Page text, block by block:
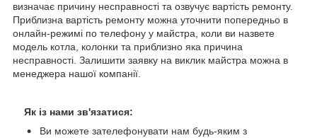
визначає причину несправності та озвучує вартість ремонту.
Приблизна вартість ремонту можна уточнити попередньо в
онлайн-режимі по телефону у майстра, коли ви назвете
модель котла, колонки та приблизно яка причина
несправності. Залишити заявку на виклик майстра можна в
менеджера нашої компанії.
Як із нами зв'язатися:
Ви можете зателефонувати нам будь-яким з